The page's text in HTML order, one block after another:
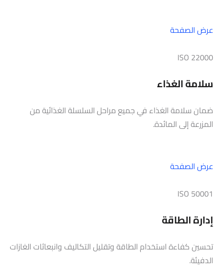
عرض الصفحة
ISO 22000
سلامة الغذاء
ضمان سلامة الغذاء في جميع مراحل السلسلة الغذائية من
المزرعة إلى المائدة.
عرض الصفحة
ISO 50001
إدارة الطاقة
تحسين كفاءة استخدام الطاقة وتقليل التكاليف وانبعاثات الغازات
الدفيئة.